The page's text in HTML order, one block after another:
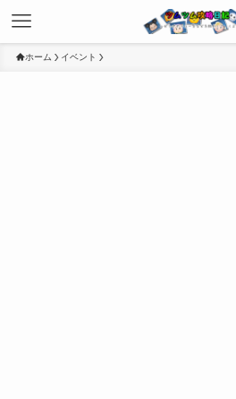
ホーム イベント